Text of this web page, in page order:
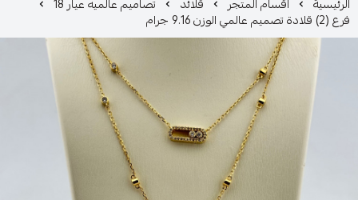
فرع (2) قلادة تصميم عالمي الوزن 9.16 جرام